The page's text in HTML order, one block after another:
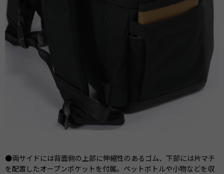
●両サイドには背面側の上部に伸縮性のあるゴム、下部には片マチ
を配置したオープンポケットを付属。ペットボトルや小物などを収